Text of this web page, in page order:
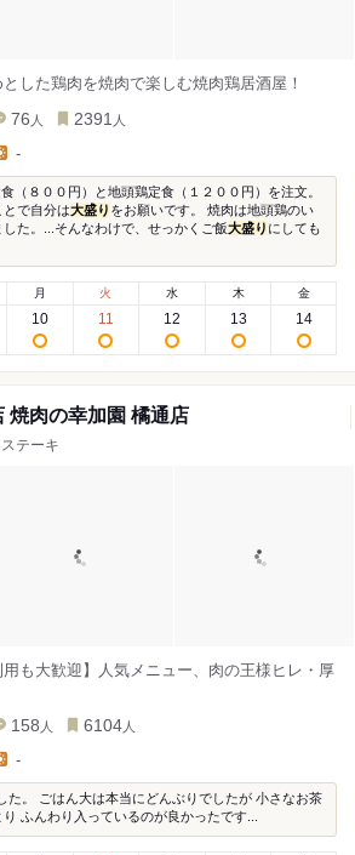
した鶏肉を焼肉で楽しむ焼肉鶏居酒屋！
76 人 2391 人
-
（８００円）と地頭鶏定食（１２００円）を注文。
で自分は大盛り をお願いです。 焼肉は地頭鶏のい
た。...そんなわけで、せっかくご飯大盛り にしても
月
10
火
11
水
12
木
13
金
14
焼肉の幸加園 橘通店
テーキ
用も大歓迎】人気メニュー、肉の王様ヒレ・厚
158 人 6104 人
-
た。 ごはん大は本当にどんぶりでしたが 小さなお茶
り ふんわり入っているのが良かったです...